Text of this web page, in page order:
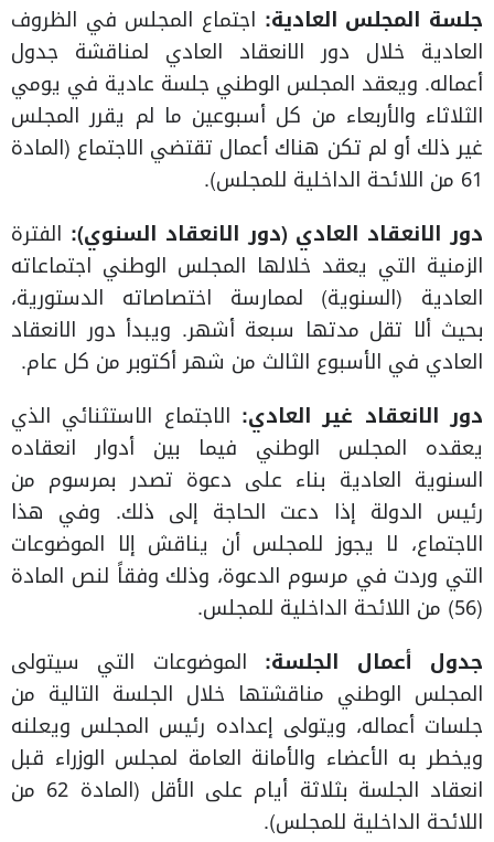
جلسة المجلس العادية: اجتماع المجلس في الظروف
العادية خلال دور الانعقاد العادي لمناقشة جدول
أعماله. ويعقد المجلس الوطني جلسة عادية في يومي
الثلاثاء والأربعاء من كل أسبوعين ما لم يقرر المجلس
غير ذلك أو لم تكن هناك أعمال تقتضي الاجتماع (المادة
61 من اللائحة الداخلية للمجلس).
دور الانعقاد العادي (دور الانعقاد السنوي): الفترة
الزمنية التي يعقد خلالها المجلس الوطني اجتماعاته
العادية (السنوية) لممارسة اختصاصاته الدستورية،
بحيث ألا تقل مدتها سبعة أشهر. ويبدأ دور الانعقاد
العادي في الأسبوع الثالث من شهر أكتوبر من كل عام.
دور الانعقاد غير العادي: الاجتماع الاستثنائي الذي
يعقده المجلس الوطني فيما بين أدوار انعقاده
السنوية العادية بناء على دعوة تصدر بمرسوم من
رئيس الدولة إذا دعت الحاجة إلى ذلك. وفي هذا
الاجتماع، لا يجوز للمجلس أن يناقش إلا الموضوعات
التي وردت في مرسوم الدعوة، وذلك وفقاً لنص المادة
(56) من اللائحة الداخلية للمجلس.
جدول أعمال الجلسة: الموضوعات التي سيتولى
المجلس الوطني مناقشتها خلال الجلسة التالية من
جلسات أعماله، ويتولى إعداده رئيس المجلس ويعلنه
ويخطر به الأعضاء والأمانة العامة لمجلس الوزراء قبل
انعقاد الجلسة بثلاثة أيام على الأقل (المادة 62 من
اللائحة الداخلية للمجلس).